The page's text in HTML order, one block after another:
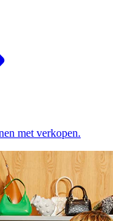
met verkopen.